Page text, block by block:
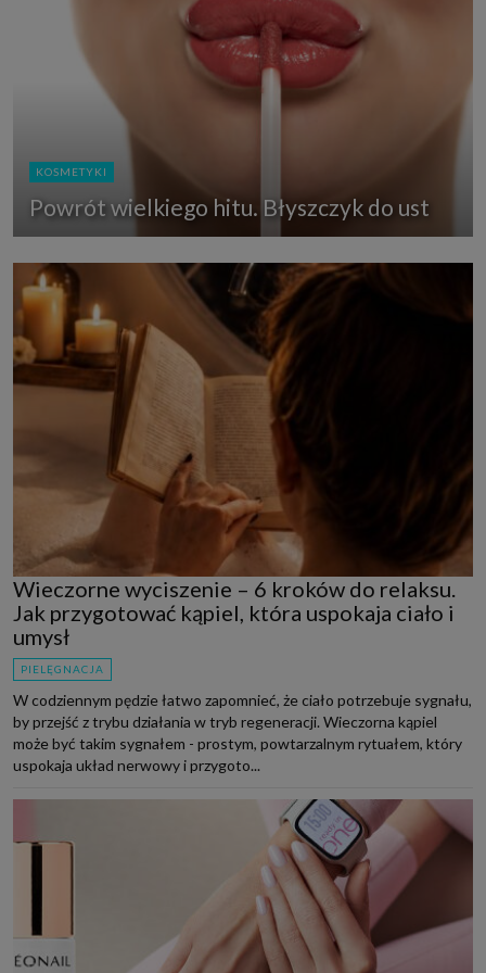
KOSMETYKI
Powrót wielkiego hitu. Błyszczyk do ust
Wieczorne wyciszenie – 6 kroków do relaksu.
Jak przygotować kąpiel, która uspokaja ciało i
umysł
PIELĘGNACJA
W codziennym pędzie łatwo zapomnieć, że ciało potrzebuje sygnału,
by przejść z trybu działania w tryb regeneracji. Wieczorna kąpiel
może być takim sygnałem - prostym, powtarzalnym rytuałem, który
uspokaja układ nerwowy i przygoto...